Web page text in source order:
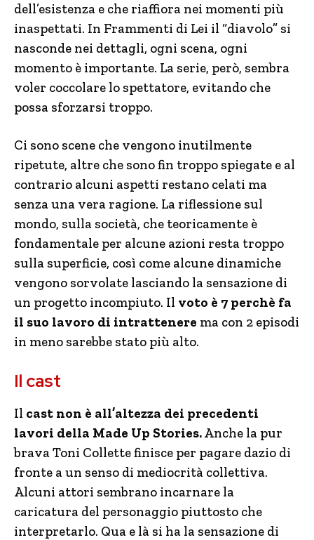
dell’esistenza e che riaffiora nei momenti più
inaspettati. In Frammenti di Lei il “diavolo” si
nasconde nei dettagli, ogni scena, ogni
momento è importante. La serie, però, sembra
voler coccolare lo spettatore, evitando che
possa sforzarsi troppo.
Ci sono scene che vengono inutilmente
ripetute, altre che sono fin troppo spiegate e al
contrario alcuni aspetti restano celati ma
senza una vera ragione. La riflessione sul
mondo, sulla società, che teoricamente è
fondamentale per alcune azioni resta troppo
sulla superficie, così come alcune dinamiche
vengono sorvolate lasciando la sensazione di
un progetto incompiuto. Il voto è 7 perchè fa
il suo lavoro di intrattenere ma con 2 episodi
in meno sarebbe stato più alto.
Il cast
Il cast non è all’altezza dei precedenti
lavori della Made Up Stories.Anche la pur
brava Toni Collette finisce per pagare dazio di
fronte a un senso di mediocrità collettiva.
Alcuni attori sembrano incarnare la
caricatura del personaggio piuttosto che
interpretarlo. Qua e là si ha la sensazione di